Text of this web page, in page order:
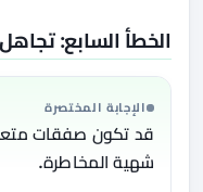
الخطأ السابع: تجاهل
الإجابة المختصرة
قد تكون صفقات
شهية المخاطرة.